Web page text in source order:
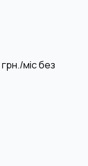
грн./міс без